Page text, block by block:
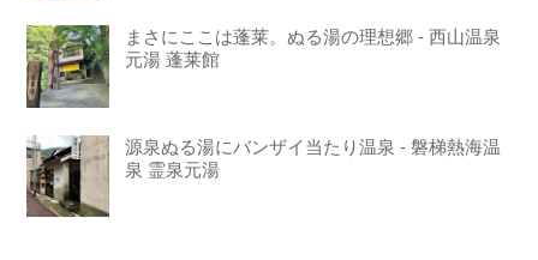
まさにここは蓬莱。ぬる湯の理想郷 - 西山温泉
元湯 蓬莱館
源泉ぬる湯にバンザイ当たり温泉 - 磐梯熱海温
泉 霊泉元湯